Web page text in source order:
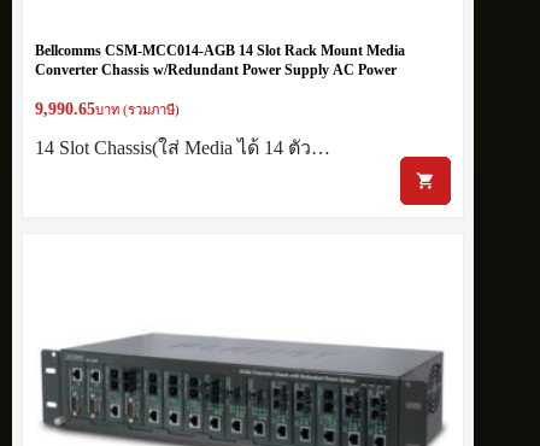
Bellcomms CSM-MCC014-AGB 14 Slot Rack Mount Media
Converter Chassis w/Redundant Power Supply AC Power
9,990.65บาท (รวมภาษี)
14 Slot Chassis(ใส่ Media ได้ 14 ตัว…